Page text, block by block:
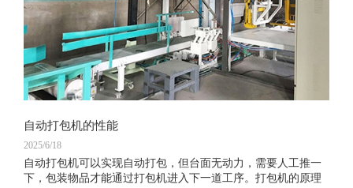
自动打包机的性能
2025/6/18
自动打包机可以实现自动打包，但台面无动力，需要人工推一
下，包装物品才能通过打包机进入下一道工序。打包机的原理